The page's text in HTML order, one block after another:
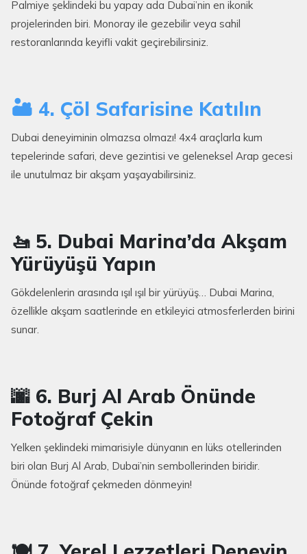
Palmiye şeklindeki bu yapay ada Dubai’nin en ikonik
projelerinden biri. Monoray ile gezebilir veya sahil
restoranlarında keyifli vakit geçirebilirsiniz.
🏜️ 4. Çöl Safarisine Katılın
Dubai deneyiminin olmazsa olmazı! 4x4 araçlarla kum
tepelerinde safari, deve gezintisi ve geleneksel Arap gecesi
ile unutulmaz bir akşam yaşayabilirsiniz.
🚤 5. Dubai Marina’da Akşam
Yürüyüşü Yapın
Gökdelenlerin arasında ışıl ışıl bir yürüyüş… Dubai Marina,
özellikle akşam saatlerinde en etkileyici atmosferlerden birini
sunar.
🌆 6. Burj Al Arab Önünde
Fotoğraf Çekin
Yelken şeklindeki mimarisiyle dünyanın en lüks otellerinden
biri olan Burj Al Arab, Dubai’nin sembollerinden biridir.
Önünde fotoğraf çekmeden dönmeyin!